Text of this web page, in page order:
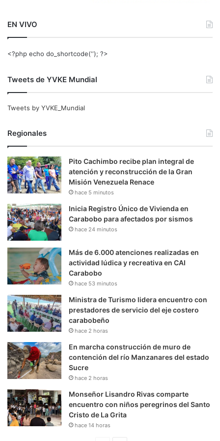
EN VIVO
<?php echo do_shortcode(‘‘); ?>
Tweets de YVKE Mundial
Tweets by YVKE_Mundial
Regionales
Pito Cachimbo recibe plan integral de
atención y reconstrucción de la Gran
Misión Venezuela Renace
hace 5 minutos
Inicia Registro Único de Vivienda en
Carabobo para afectados por sismos
hace 24 minutos
Más de 6.000 atenciones realizadas en
actividad lúdica y recreativa en CAI
Carabobo
hace 53 minutos
Ministra de Turismo lidera encuentro con
prestadores de servicio del eje costero
carabobeño
hace 2 horas
En marcha construcción de muro de
contención del río Manzanares del estado
Sucre
hace 2 horas
Monseñor Lisandro Rivas comparte
encuentro con niños peregrinos del Santo
Cristo de La Grita
hace 14 horas